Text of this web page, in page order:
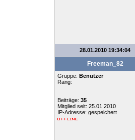
28.01.2010 19:34:04
Freeman_82
Gruppe: Benutzer
Rang:
Beiträge: 35
Mitglied seit: 25.01.2010
IP-Adresse: gespeichert